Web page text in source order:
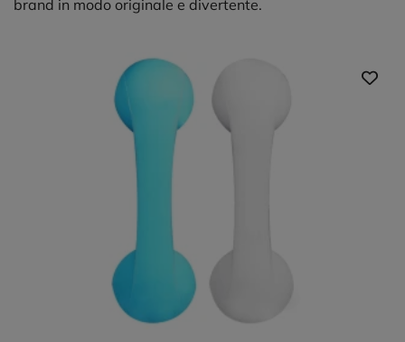
brand in modo originale e divertente.